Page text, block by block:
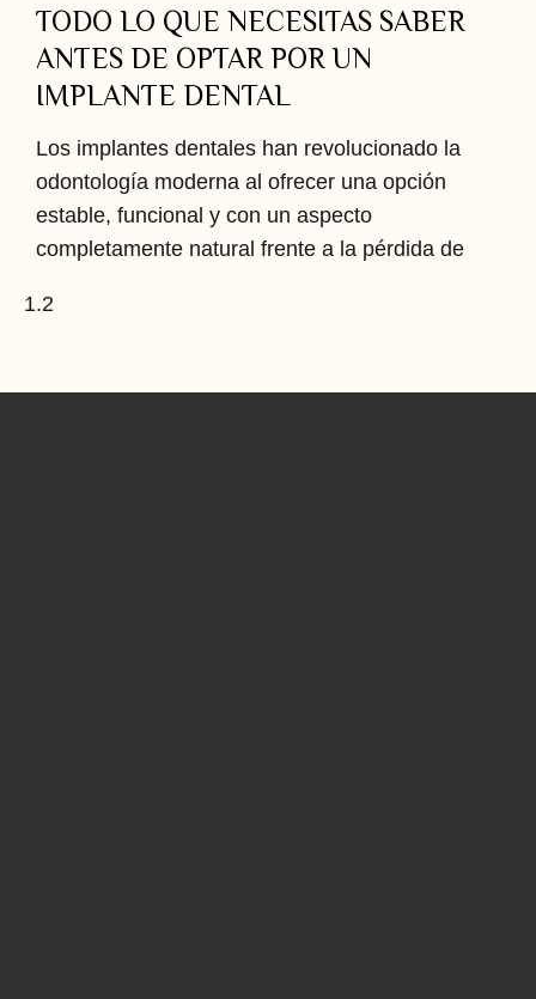
TODO LO QUE NECESITAS SABER
ANTES DE OPTAR POR UN
IMPLANTE DENTAL
Los implantes dentales han revolucionado la
odontología moderna al ofrecer una opción
estable, funcional y con un aspecto
completamente natural frente a la pérdida de